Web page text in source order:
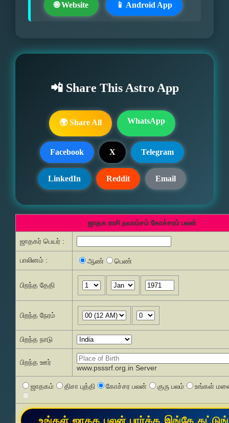
🌐 Website 📱 Android App
📲 Share This Astro App
🌍 Share All WhatsApp
Facebook X Telegram
LinkedIn Reddit Email
ஜாதக ராசி நவாம்சம் கோச்சரம் பலன்
ஜாதகர் பெயர் :
பாலினம் : ஆண் பெண்
பிறந்த தேதி
பிறந்த நேரம்
பிறந்த நாடு
பிறந்த ஊர்
www.psssrf.org.in Server
ஜாதகம் திசா புத்தி கோச்சர பலன் குரு பலம் உங்கள்